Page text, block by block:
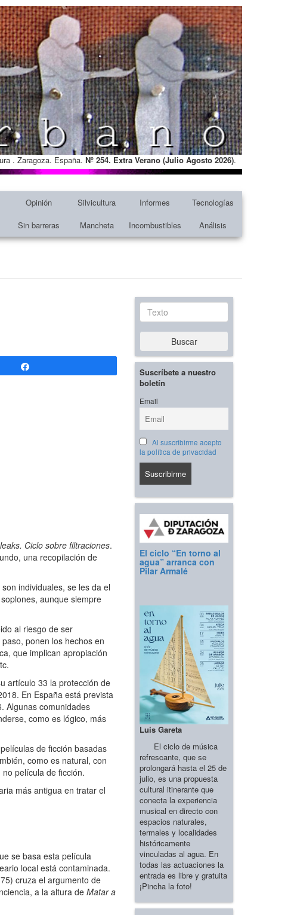
. Zaragoza. España. Nº 254. Extra Verano (Julio Agosto 2026).
Opinión Silvicultura Informes
Tecnologías
Sin barreras Mancheta Incombustibles Análisis
Ciclo sobre filtraciones.
una recopilación de
individuales, se les da el
aunque siempre
al riesgo de ser
ponen los hechos en
que implican apropiación
artículo 33 la protección de
En España está prevista
Algunas comunidades
como es lógico, más
de ficción basadas
como es natural, con
película de ficción.
más antigua en tratar el
se basa esta película
local está contaminada.
cruza el argumento de
a la altura de Matar a
Texto
Buscar
Suscríbete a nuestro
boletín
Email
Al suscribirme acepto
la política de privacidad
El ciclo “En torno al
agua” arranca con
Pilar Armalé
Luis Gareta
El ciclo de música
refrescante, que se
prolongará hasta el 25 de
julio, es una propuesta
cultural itinerante que
conecta la experiencia
musical en directo con
espacios naturales,
termales y localidades
históricamente
vinculadas al agua. En
todas las actuaciones la
entrada es libre y gratuita
¡Pincha la foto!